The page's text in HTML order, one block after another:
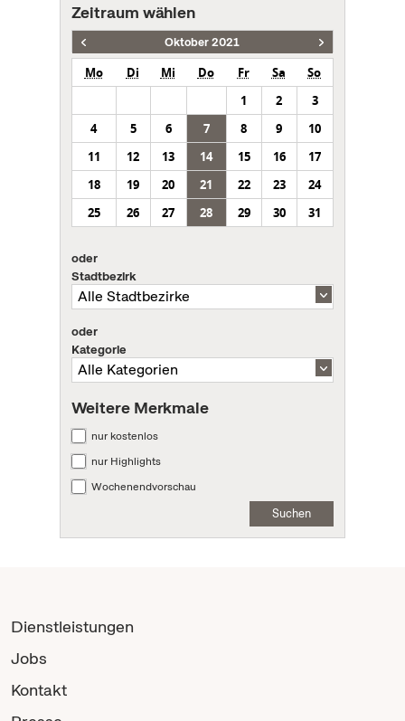
Zeitraum wählen
Oktober 2021
Mo Di Mi Do Fr Sa
So
1
2
3
4
5 6 7 8 9
10
11
12 13 14 15 16
17
18
19 20 21 22 23
24
25
26 27 28 29 30 31
oder
Stadtbezirk
oder
Kategorie
Weitere Merkmale
nur kostenlos
nur Highlights
Wochenendvorschau
Suchen
Dienstleistungen
Jobs
Kontakt